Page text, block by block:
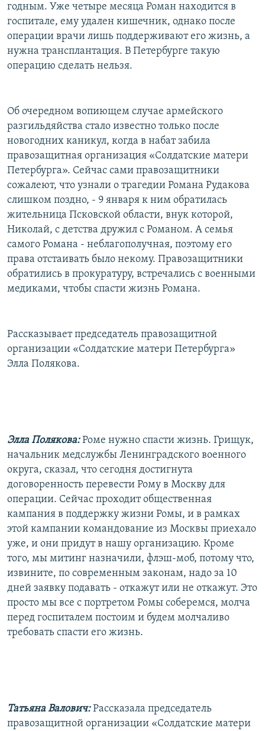
годным. Уже четыре месяца Роман находится в
госпитале, ему удален кишечник, однако после
операции врачи лишь поддерживают его жизнь, а
нужна трансплантация. В Петербурге такую
операцию сделать нельзя.
Об очередном вопиющем случае армейского
разгильдяйства стало известно только после
новогодних каникул, когда в набат забила
правозащитная организация «Солдатские матери
Петербурга». Сейчас сами правозащитники
сожалеют, что узнали о трагедии Романа Рудакова
слишком поздно, - 9 января к ним обратилась
жительница Псковской области, внук которой,
Николай, с детства дружил с Романом. А семья
самого Романа - неблагополучная, поэтому его
права отстаивать было некому. Правозащитники
обратились в прокуратуру, встречались с военными
медиками, чтобы спасти жизнь Романа.
Рассказывает председатель правозащитной
организации «Солдатские матери Петербурга»
Элла Полякова.
Элла Полякова:Роме нужно спасти жизнь. Грищук,
начальник медслужбы Ленинградского военного
округа, сказал, что сегодня достигнута
договоренность перевести Рому в Москву для
операции. Сейчас проходит общественная
кампания в поддержку жизни Ромы, и в рамках
этой кампании командование из Москвы приехало
уже, и они придут в нашу организацию. Кроме
того, мы митинг назначили, флэш-моб, потому что,
извините, по современным законам, надо за 10
дней заявку подавать - откажут или не откажут. Это
просто мы все с портретом Ромы соберемся, молча
перед госпиталем постоим и будем молчаливо
требовать спасти его жизнь.
Татьяна Валович:Рассказала председатель
правозащитной организации «Солдатские матери